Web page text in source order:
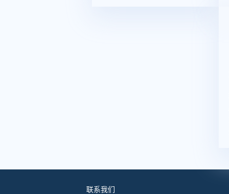
联系我们